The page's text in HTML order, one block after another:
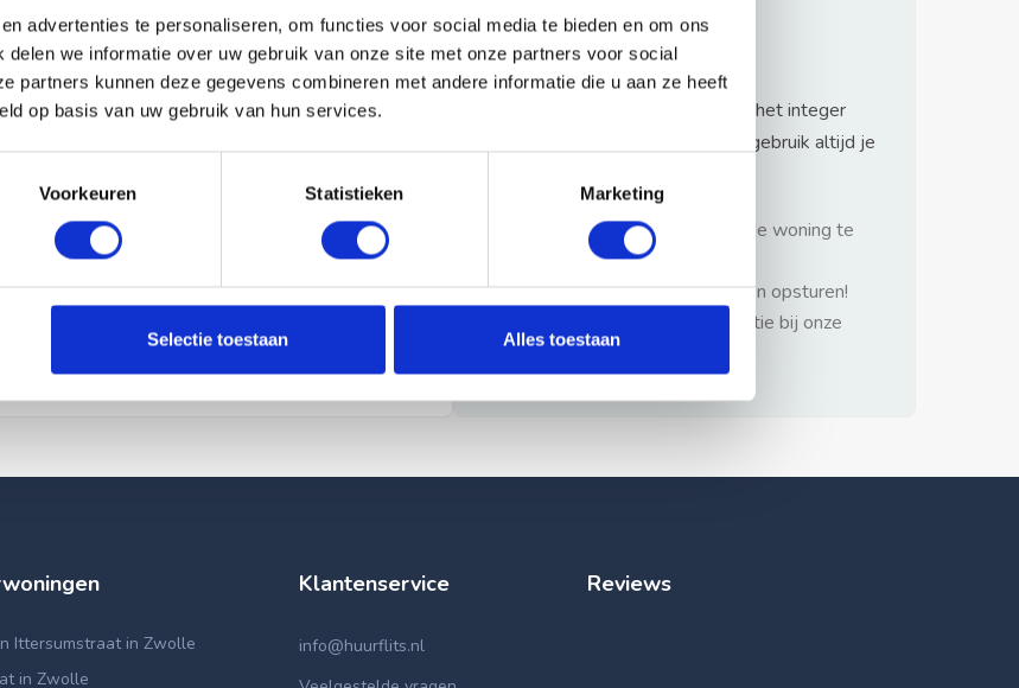
advertenties te personaliseren, om functies voor social media te bieden en om ons
we informatie over uw gebruik van onze site met onze partners voor social
partners kunnen deze gegevens combineren met andere informatie die u aan ze heeft
op basis van uw gebruik van hun services.
Voorkeuren Statistieken Marketing
Selectie toestaan Alles toestaan
Waarschuwing
Huurflits hecht veel waarde aan het integer
handelen van verhuurders maar gebruik altijd je
1: Nooit vooraf betalen zonder de woning te
hebben gezien.
2: Geen persoonlijke documenten opsturen!
3: Meld bij misbruik de advertentie bij onze
klantenservice.
Ittersumstraat in Zwolle
in Zwolle
Klantenservice
info@huurflits.nl
Reviews